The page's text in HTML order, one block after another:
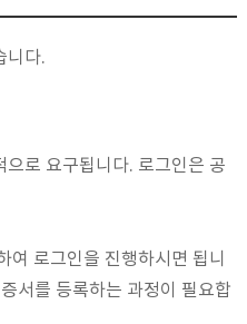
니다.
로 요구됩니다. 로그인은 공
여 로그인을 진행하시면 됩니
서를 등록하는 과정이 필요합